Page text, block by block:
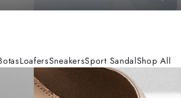
LoafersSneakersSport SandalShop All